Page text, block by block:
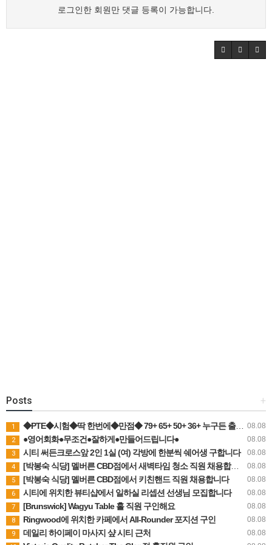
로그인한 회원만 댓글 등록이 가능합니다.
+
Posts
08.08
1 ◆PTE◆시험◆딱 한번에◆만점◆ 79+ 65+ 50+ 36+ 누구든 출제원리로 접근하는 수업
08.08
2 ●영어회화●무조건●잘하게●만들어드립니다●
08.08
3 시티 써든크로스앞 2인 1실 (여) 각방에 한분씩 쉐어생 구합니다
08.08
4 [박봉숙 식당] 멜버른 CBD점에서 새벽타임 청소 직원 채용합니다 (경력자 환영)
08.08
5 [박봉숙 식당] 멜버른 CBD점에서 키친핸드 직원 채용합니다
08.08
6 시티에 위치한 뷰티샵에서 일하실 리셉션 선생님 모집합니다
08.08
7 [Brunswick] Wagyu Table 홀 직원 구인해요
08.08
8 Ringwood에 위치한 카페에서 All-Rounder 포지션 구인
08.08
9 데일리 하이페이 마사지 샾 시티 근처